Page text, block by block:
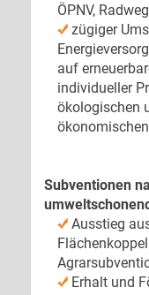
ÖPNV,
zügiger
auf
individueller
ökologischen
Subventionen
Ausstieg
Erhalt und